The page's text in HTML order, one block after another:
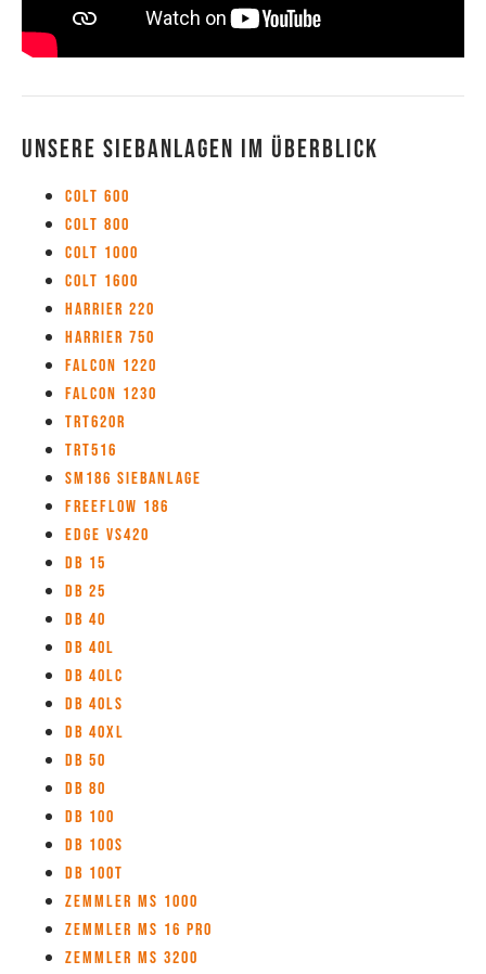
Unsere Siebanlagen im Überblick
Colt 600
Colt 800
Colt 1000
Colt 1600
Harrier 220
Harrier 750
Falcon 1220
Falcon 1230
TRT620R
TRT516
SM186 Siebanlage
Freeflow 186
Edge VS420
DB 15
DB 25
DB 40
DB 40L
DB 40LC
DB 40LS
DB 40XL
DB 50
DB 80
DB 100
DB 100S
DB 100T
Zemmler MS 1000
Zemmler MS 16 Pro
Zemmler MS 3200